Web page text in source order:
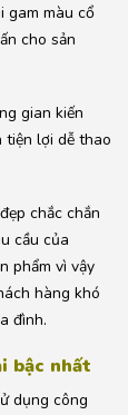
gam màu cổ
cho sản
gian kiến
tiện lợi dễ thao
chắc chắn
cầu của
phẩm vì vậy
hàng khó
đình.
bậc nhất
dụng công